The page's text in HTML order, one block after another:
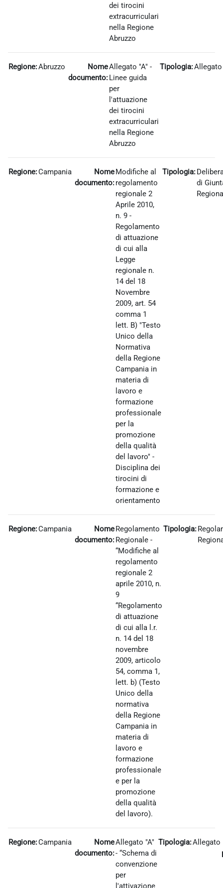
dei tirocini
extracurriculari
nella Regione
Abruzzo
Regione:Abruzzo
Nome
documento:
Allegato "A" -
Linee guida
per
l'attuazione
dei tirocini
extracurriculari
nella Regione
Abruzzo
Tipologia:Allegato
Regione:Campania
Nome
documento:
Modifiche al
regolamento
regionale 2
Aprile 2010,
n. 9 -
Regolamento
di attuazione
di cui alla
Legge
regionale n.
14 del 18
Novembre
2009, art. 54
comma 1
lett. B) "Testo
Unico della
Normativa
della Regione
Campania in
materia di
lavoro e
formazione
professionale
per la
promozione
della qualità
del lavoro" -
Disciplina dei
tirocini di
formazione e
orientamento
Tipologia:
di
Regione:Campania
Nome
documento:
Regolamento
Regionale -
“Modifiche al
regolamento
regionale 2
aprile 2010, n.
9
“Regolamento
di attuazione
di cui alla l.r.
n. 14 del 18
novembre
2009, articolo
54, comma 1,
lett. b) (Testo
Unico della
normativa
della Regione
Campania in
materia di
lavoro e
formazione
professionale
e per la
promozione
della qualità
del lavoro).
Tipologia:
Regione:Campania
Nome
documento:
Allegato "A"
- “Schema di
convenzione
per
l'attivazione
Tipologia:Allegato